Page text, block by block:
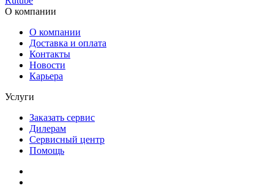
О компании
О компании
Доставка и оплата
Контакты
Новости
Карьера
Услуги
Заказать сервис
Дилерам
Сервисный центр
Помощь